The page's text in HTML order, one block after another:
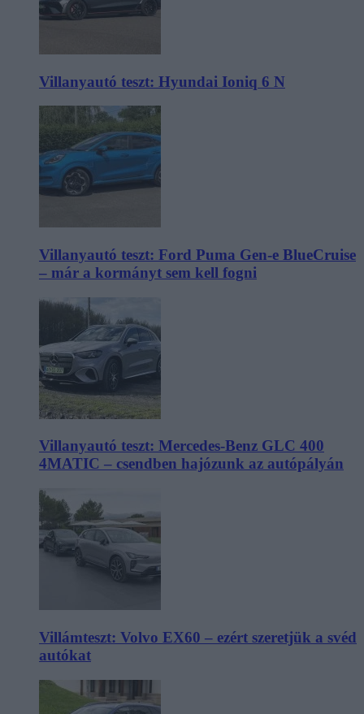
Villanyautó teszt: Hyundai Ioniq 6 N
Villanyautó teszt: Ford Puma Gen-e BlueCruise
– már a kormányt sem kell fogni
Villanyautó teszt: Mercedes-Benz GLC 400
4MATIC – csendben hajózunk az autópályán
Villámteszt: Volvo EX60 – ezért szeretjük a svéd
autókat